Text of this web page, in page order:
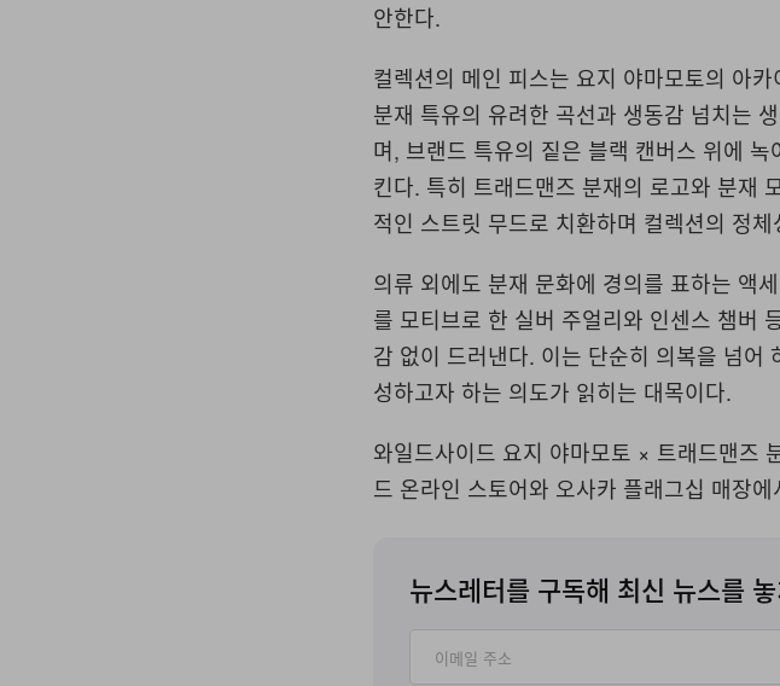
안한다.
컬렉션의 메인 피스는 요지 야마모토의 아
분재 특유의 유려한 곡선과 생동감 넘치는
며, 브랜드 특유의 짙은 블랙 캔버스 위에
킨다. 특히 트래드맨즈 분재의 로고와 분재
적인 스트릿 무드로 치환하며 컬렉션의 정
의류 외에도 분재 문화에 경의를 표하는 액
를 모티브로 한 실버 주얼리와 인센스 챔버
감 없이 드러낸다. 이는 단순히 의복을 넘어
성하고자 하는 의도가 읽히는 대목이다.
와일드사이드 요지 야마모토 × 트래드맨즈
드 온라인 스토어와 오사카 플래그십 매장
뉴스레터를 구독해 최신 뉴스를